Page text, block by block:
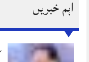
اہم خبریں